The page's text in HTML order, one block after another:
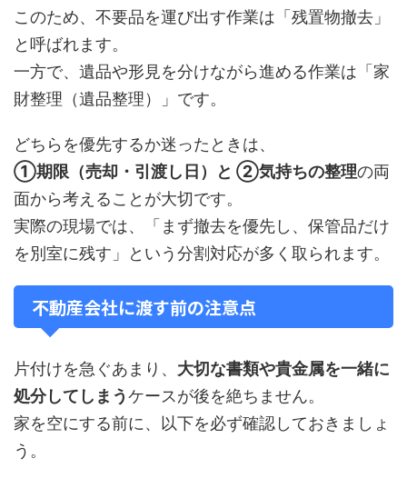
このため、不要品を運び出す作業は「残置物撤去」
と呼ばれます。
一方で、遺品や形見を分けながら進める作業は「家
財整理（遺品整理）」です。
どちらを優先するか迷ったときは、
①期限（売却・引渡し日）と ②気持ちの整理の両
面から考えることが大切です。
実際の現場では、「まず撤去を優先し、保管品だけ
を別室に残す」という分割対応が多く取られます。
不動産会社に渡す前の注意点
片付けを急ぐあまり、 大切な書類や貴金属を一緒に
処分してしまうケースが後を絶ちません。
家を空にする前に、以下を必ず確認しておきましょ
う。